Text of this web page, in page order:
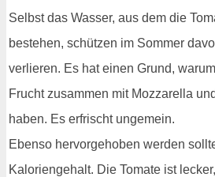
Selbst das Wasser, aus dem die
bestehen, schützen im Sommer
verlieren. Es hat einen Grund,
Frucht zusammen mit Mozzarella
haben. Es erfrischt ungemein.
Ebenso hervorgehoben werden
Kaloriengehalt. Die Tomate ist